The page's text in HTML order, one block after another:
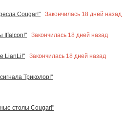
Cougar!"
Закончилась 18 дней назад
Iffalcon!"
Закончилась 18 дней назад
LianLi!"
Закончилась 18 дней назад
Триколор!"
столы Cougar!"